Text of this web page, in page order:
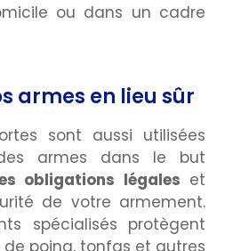
ou dans un cadre
armes en lieu sûr
sont aussi utilisées
armes dans le but
obligations légales et
de votre armement.
spécialisés protègent
de poing, tonfas et autres